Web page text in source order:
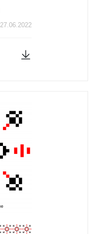
27.06.2022